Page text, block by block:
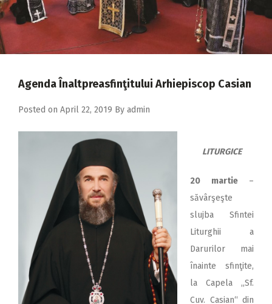
2020
2017
2016
2015
2009
Agenda Înaltpreasfinţitului Arhiepiscop Casian
Posted on April 22, 2019 By admin
LITURGICE
20 martie –
săvârşeşte
slujba Sfintei
Liturghii a
Darurilor mai
înainte sfinţite,
la Capela ,,Sf.
Cuv. Casian“ din